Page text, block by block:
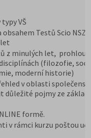
VŠ
Testů Scio NSZ
z minulých let,
(filozofie,
moderní historie)
v oblasti
důležité pojmy ze
formě.
v rámci kurzu poštou